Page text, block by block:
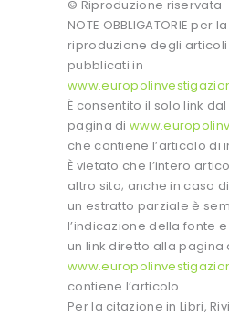
© Riproduzione riservata
NOTE OBBLIGATORIE per
riproduzione degli
pubblicati in
È consentito il solo link
pagina di
che contiene l’articolo di
È vietato che l’intero
altro sito; anche in caso
un estratto parziale è
l’indicazione della fonte
un link diretto alla pagina
contiene l’articolo.
Per la citazione in Libri,